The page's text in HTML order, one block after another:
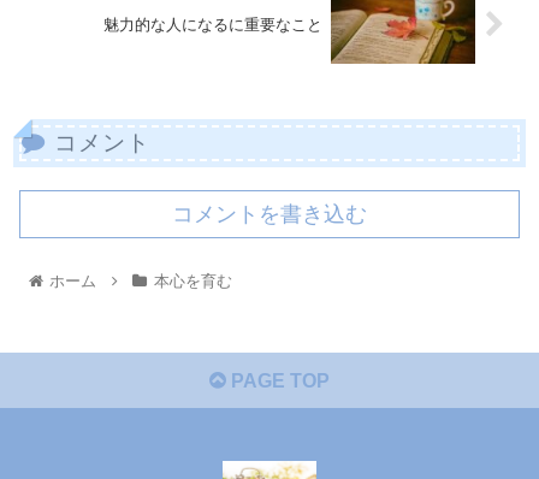
魅力的な人になるに重要なこと
コメント
コメントを書き込む
ホーム 本心を育む
PAGE TOP